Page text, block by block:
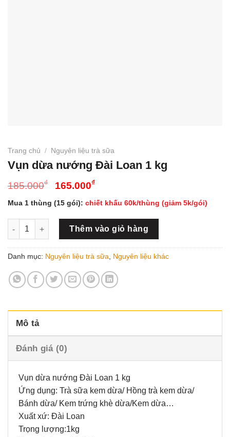
Trang chủ / Nguyên liệu trà sữa
Vụn dừa nướng Đài Loan 1 kg
185.000₫
Giá
gốc
là:
185.000₫.
165.000₫Giá
hiện
tại
là:
165.000₫.
Mua 1 thùng (15 gói): chiết khấu 60k/thùng (giảm 5k/gói)
Vụn dừa nướng Đài Loan 1 kg số lượng
Thêm vào giỏ hàng
Danh mục: Nguyên liệu trà sữa Nguyên liệu khác
Mô tả
Đánh giá (0)
Vụn dừa nướng Đài Loan 1 kg
Ứng dụng: Trà sữa kem dừa/ Hồng trà kem dừa/
Bánh dừa/ Kem trứng khè dừa/Kem dừa…
Xuất xứ: Đài Loan
Trọng lượng:1kg